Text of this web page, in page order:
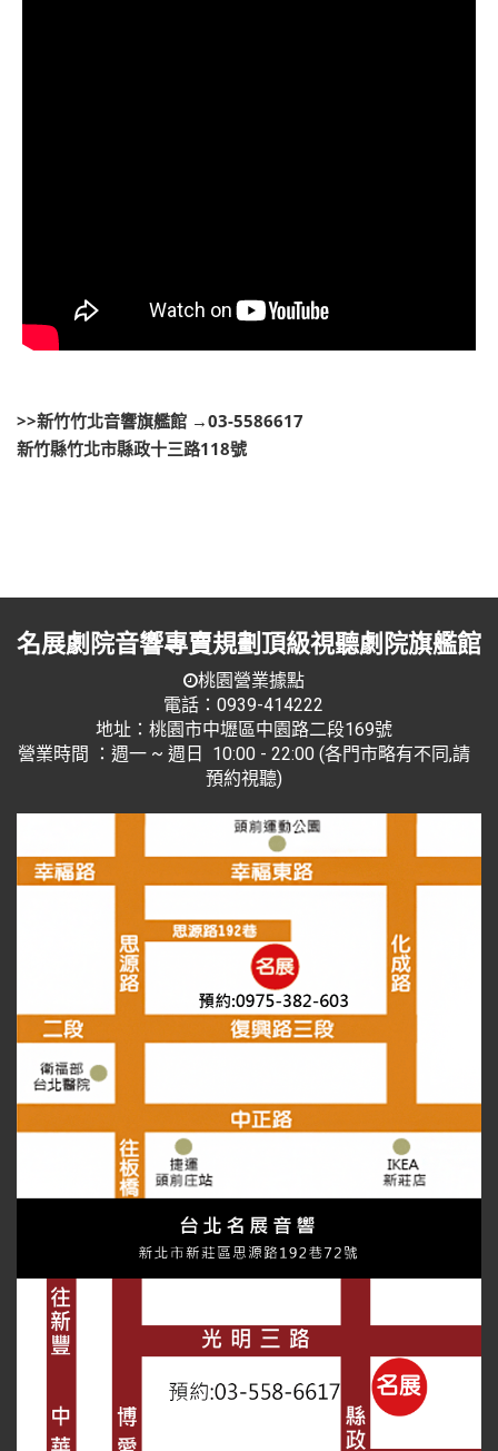
>>新竹竹北音響旗艦館 →03-5586617
新竹縣竹北市縣政十三路118號
名展劇院音響專賣規劃頂級視聽劇院旗艦館
桃園營業據點
電話：0939-414222
地址：桃園市中壢區中園路二段169號
營業時間 ：週一 ~ 週日 10:00 - 22:00 (各門市略有不同,請
預約視聽)